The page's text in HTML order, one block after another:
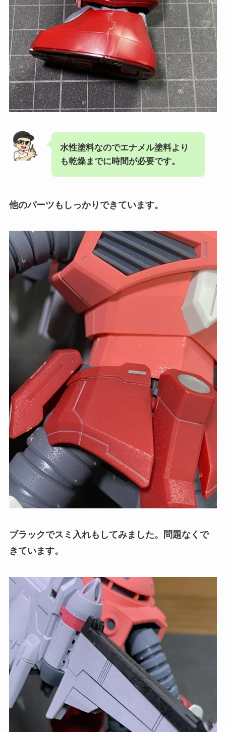
水性塗料なのでエナメル塗料より
も乾燥までに時間が必要です。
他のパーツもしっかりできています。
ブラックでスミ入れもしてみました。問題なくで
きています。